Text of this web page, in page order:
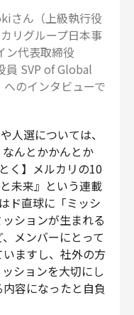
さん（上級執行役
リグループ日本事
ン代表取締役
員 SVP of Global
のインタビューで
人選については、
んとかかんとか
く】メルカリの10
未来』という連載
ド直球に「ミッシ
ションが生まれる
メンバーにとって
ますし、社外の方
ションを大切にし
容になったと自負